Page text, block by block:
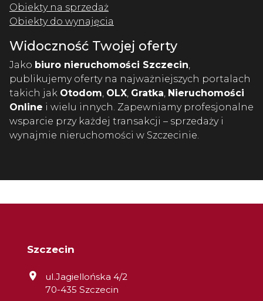
Obiekty na sprzedaż
Obiekty do wynajęcia
Widoczność Twojej oferty
Jako biuro nieruchomości Szczecin,
publikujemy oferty na najważniejszych portalach
takich jak Otodom, OLX, Gratka, Nieruchomości
Online i wielu innych. Zapewniamy profesjonalne
wsparcie przy każdej transakcji – sprzedaży i
wynajmie nieruchomości w Szczecinie.
Szczecin
ul.Jagiellońska 4/2
70-435 Szczecin